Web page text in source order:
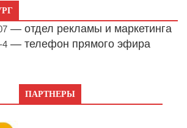
— отдел рекламы и маркетинга
4 — телефон прямого эфира
ПАРТНЕРЫ